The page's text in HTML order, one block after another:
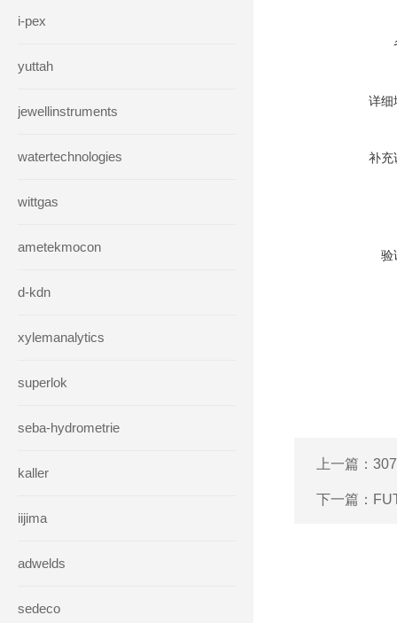
i-pex
yuttah
jewellinstruments
watertechnologies
wittgas
ametekmocon
d-kdn
xylemanalytics
superlok
seba-hydrometrie
kaller
iijima
adwelds
sedeco
详细
补充
验
上一篇：
下一篇：